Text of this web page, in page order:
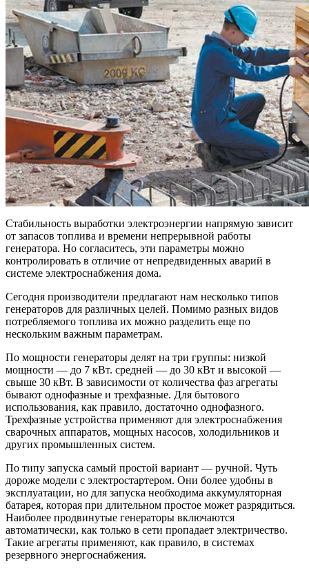
Стабильность выработки электроэнергии напрямую зависит
от запасов топлива и времени непрерывной работы
генератора. Но согласитесь, эти параметры можно
контролировать в отличие от непредвиденных аварий в
системе электроснабжения дома.
Сегодня производители предлагают нам несколько типов
генераторов для различных целей. Помимо разных видов
потребляемого топлива их можно разделить еще по
нескольким важным параметрам.
По мощности генераторы делят на три группы: низкой
мощности — до 7 кВт. средней — до 30 кВт и высокой —
свыше 30 кВт. В зависимости от количества фаз агрегаты
бывают однофазные и трехфазные. Для бытового
использования, как правило, достаточно однофазного.
Трехфазные устройства применяют для электроснабжения
сварочных аппаратов, мощных насосов, холодильников и
других промышленных систем.
По типу запуска самый простой вариант — ручной. Чуть
дороже модели с электростартером. Они более удобны в
эксплуатации, но для запуска необходима аккумуляторная
батарея, которая при длительном простое может разрядиться.
Наиболее продвинутые генераторы включаются
автоматически, как только в сети пропадает электричество.
Такие агрегаты применяют, как правило, в системах
резервного энергоснабжения.